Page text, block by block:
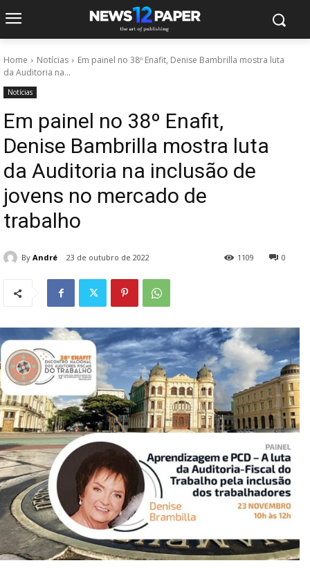
Home Notícias
Em painel no 38º Enafit, Denise Bambrilla mostra luta
da Auditoria na...
Notícias
Em painel no 38º Enafit,
Denise Bambrilla mostra luta
da Auditoria na inclusão de
jovens no mercado de
trabalho
By André 23 de outubro de 2022 0
1109